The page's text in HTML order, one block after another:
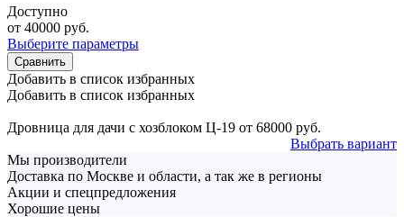
Доступно
от 40000 руб.
Выберите параметры
Сравнить
Добавить в список избранных
Добавить в список избранных
Дровница для дачи с хозблоком Ц-19 от 68000 руб.
Выбрать вариант
Мы производители
Доставка по Москве и области, а так же в регионы
Акции и спецпредложения
Хорошие цены